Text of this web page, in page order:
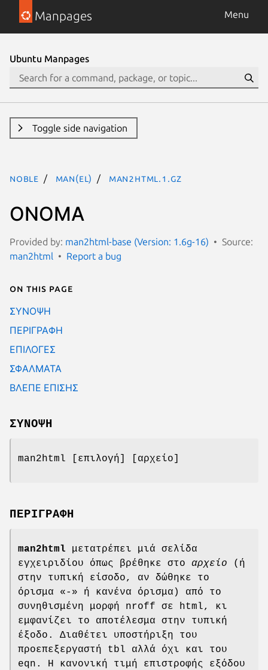
Manpages Menu
Ubuntu Manpages
Toggle side navigation
noble man(el) man2html.1.gz
ΟΝΟΜΑ
Provided by: man2html-base (Version: 1.6g-16)
Source:
man2html
Report a bug
On this page
ΣΥΝΟΨΗ
ΠΕΡΙΓΡΑΦΗ
ΕΠΙΛΟΓΕΣ
ΣΦΑΛΜΑΤΑ
ΒΛΕΠΕ ΕΠΙΣΗΣ
ΣΥΝΟΨΗ
man2html [επιλογή] [αρχείο]
ΠΕΡΙΓΡΑΦΗ
man2html μετατρέπει μιά σελίδα
εγχειριδίου όπως βρέθηκε στο αρχείο (ή
στην τυπική είσοδο, αν δώθηκε το
όρισμα «-» ή κανένα όρισμα) από το
συνηθισμένη μορφή nroff σε html, κι
εμφανίζει το αποτέλεσμα στην τυπική
έξοδο. Διαθέτει υποστήριξη του
προεπεξεργαστή tbl αλλά όχι και του
eqn. Η κανονική τιμή επιστροφής εξόδου